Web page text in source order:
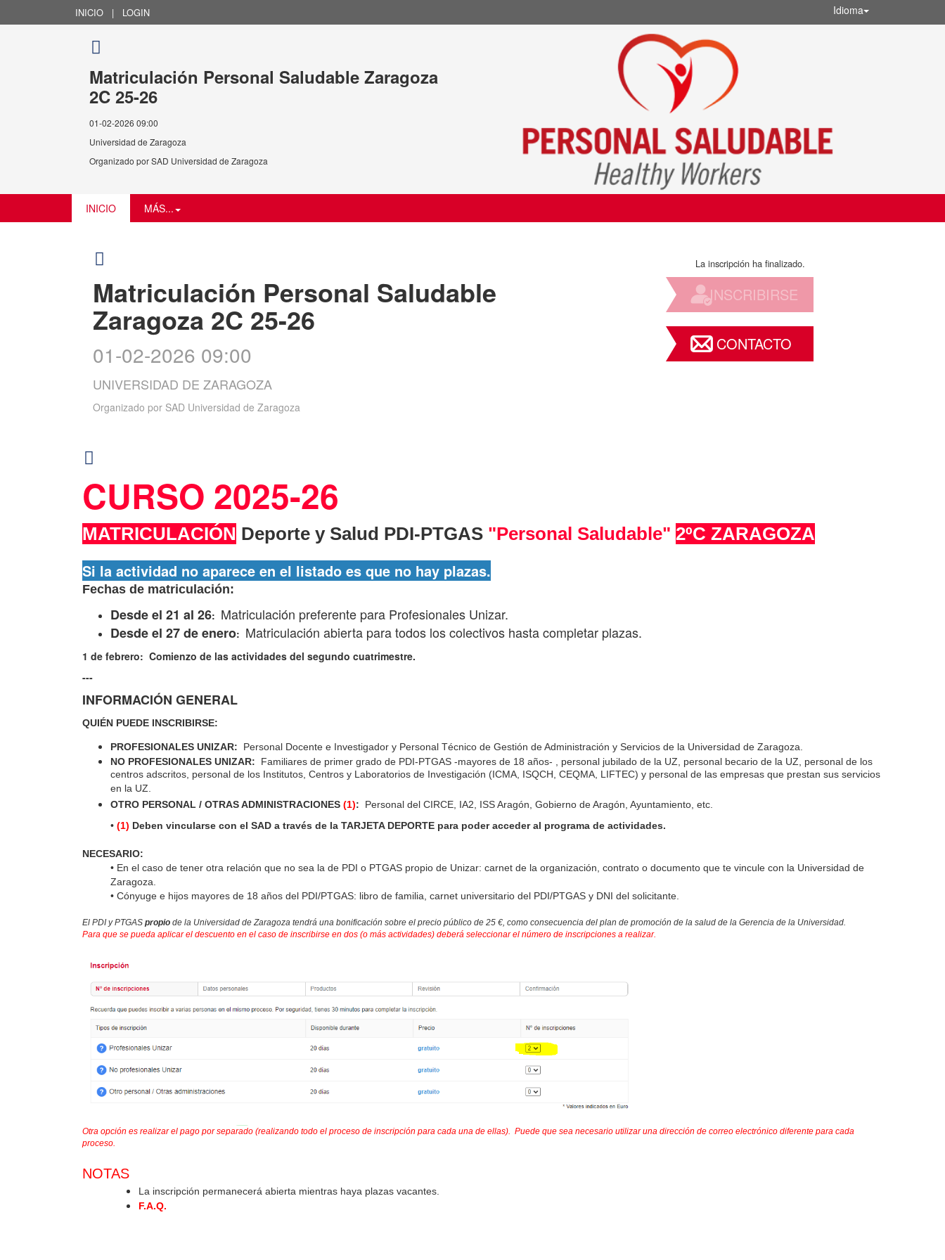
INICIO | LOGIN Idioma
Matriculación Personal Saludable Zaragoza
2C 25-26
01-02-2026 09:00
Universidad de Zaragoza
Organizado porSAD Universidad de Zaragoza
INICIO MÁS...
Matriculación Personal Saludable
Zaragoza 2C 25-26
01-02-2026 09:00
UNIVERSIDAD DE ZARAGOZA
Organizado por SAD Universidad de Zaragoza
La inscripción ha finalizado.
INSCRIBIRSE
CONTACTO
CURSO 2025-26
MATRICULACIÓN Deporte y Salud PDI-PTGAS "Personal Saludable" 2ºC ZARAGOZA
Si la actividad no aparece en el listado es que no hay plazas.
Fechas de matriculación:
Desde el 21 al 26: Matriculación preferente para Profesionales Unizar.
Desde el 27 de enero: Matriculación abierta para todos los colectivos hasta completar plazas.
1 de febrero: Comienzo de las actividades del segundo cuatrimestre.
---
INFORMACIÓN GENERAL
QUIÉN PUEDE INSCRIBIRSE:
PROFESIONALES UNIZAR: Personal Docente e Investigador y Personal Técnico de Gestión de Administración y Servicios de la Universidad de Zaragoza.
NO PROFESIONALES UNIZAR: Familiares de primer grado de PDI-PTGAS -mayores de 18 años- , personal jubilado de la UZ, personal becario de la UZ, personal de los
centros adscritos, personal de los Institutos, Centros y Laboratorios de Investigación (ICMA, ISQCH, CEQMA, LIFTEC) y personal de las empresas que prestan sus servicios
en la UZ.
OTRO PERSONAL / OTRAS ADMINISTRACIONES (1): Personal del CIRCE, IA2, ISS Aragón, Gobierno de Aragón, Ayuntamiento, etc.
• (1) Deben vincularse con el SAD a través de la TARJETA DEPORTE para poder acceder al programa de actividades.
NECESARIO:
• En el caso de tener otra relación que no sea la de PDI o PTGAS propio de Unizar: carnet de la organización, contrato o documento que te vincule con la Universidad de
Zaragoza.
• Cónyuge e hijos mayores de 18 años del PDI/PTGAS: libro de familia, carnet universitario del PDI/PTGAS y DNI del solicitante.
El PDI y PTGAS propio de la Universidad de Zaragoza tendrá una bonificación sobre el precio público de 25 €, como consecuencia del plan de promoción de la salud de la Gerencia de la Universidad.
Para que se pueda aplicar el descuento en el caso de inscribirse en dos (o más actividades) deberá seleccionar el número de inscripciones a realizar.
Otra opción es realizar el pago por separado (realizando todo el proceso de inscripción para cada una de ellas). Puede que sea necesario utilizar una dirección de correo electrónico diferente para cada
proceso.
NOTAS
La inscripción permanecerá abierta mientras haya plazas vacantes.
F.A.Q.